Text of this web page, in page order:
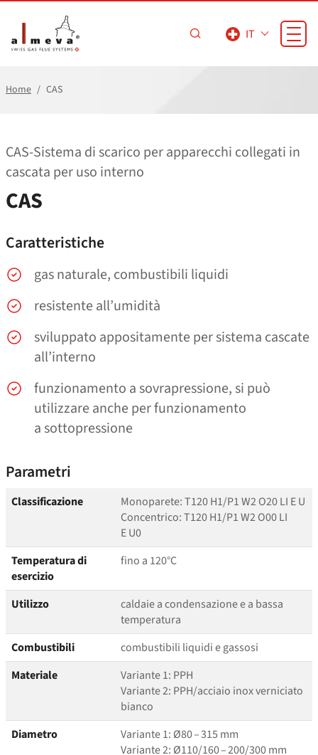
IT
Home CAS
CAS-Sistema di scarico per apparecchi collegati in
cascata per uso interno
CAS
Caratteristiche
gas naturale, combustibili liquidi
resistente all’umidità
sviluppato appositamente per sistema cascate
all’interno
funzionamento a sovrapressione, si può
utilizzare anche per funzionamento
a sottopressione
Parametri
Classificazione
Monoparete: T120 H1/P1 W2 O20 LI E U
Concentrico: T120 H1/P1 W2 O00 LI
E U0
Temperatura di
esercizio
fino a 120°C
Utilizzo
caldaie a condensazione e a bassa
temperatura
Combustibili
combustibili liquidi e gassosi
Materiale
Variante 1: PPH
Variante 2: PPH/​acciaio inox verniciato
bianco
Diametro
Variante 1: Ø80 – 315 mm
Variante 2: Ø110/160 – 200/300 mm